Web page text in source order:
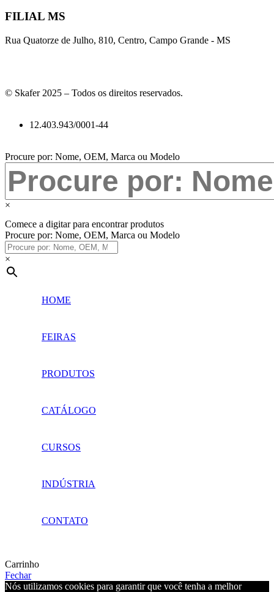
FILIAL MS
Rua Quatorze de Julho, 810, Centro, Campo Grande - MS
© Skafer 2025 – Todos os direitos reservados.
12.403.943/0001-44
Procure por: Nome, OEM, Marca ou Modelo
×
Comece a digitar para encontrar produtos
Procure por: Nome, OEM, Marca ou Modelo
×
HOME
FEIRAS
PRODUTOS
CATÁLOGO
CURSOS
INDÚSTRIA
CONTATO
Carrinho
Fechar
Nós utilizamos cookies para garantir que você tenha a melhor